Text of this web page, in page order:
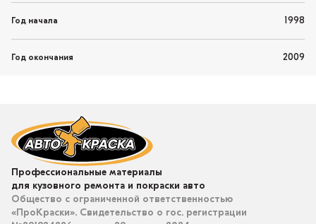
Год начала 1998
Год окончания 2009
Профессиональные материалы
для кузовного ремонта и покраски авто
Общество с ограниченной ответственностью
«ПроКраски». Свидетельство о гос. регистрации